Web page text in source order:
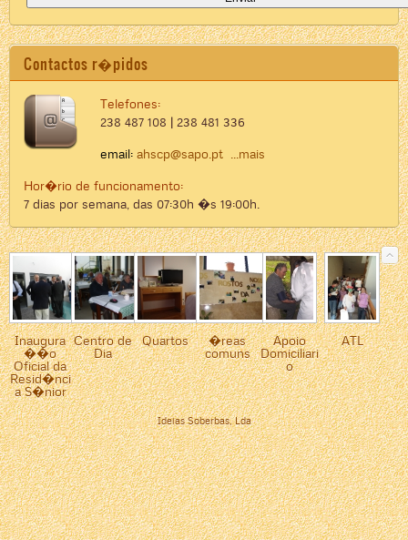
Contactos r�pidos
Telefones:
238 487 108 | 238 481 336
email: ahscp@sapo.pt ...mais
Hor�rio de funcionamento:
7 dias por semana, das 07:30h �s 19:00h.
Inaugura
��o
Oficial da
Resid�nci
a S�nior
Centro de
Dia
Quartos �reas
comuns
Apoio
Domiciliari
o
ATL
Ideias Soberbas, Lda